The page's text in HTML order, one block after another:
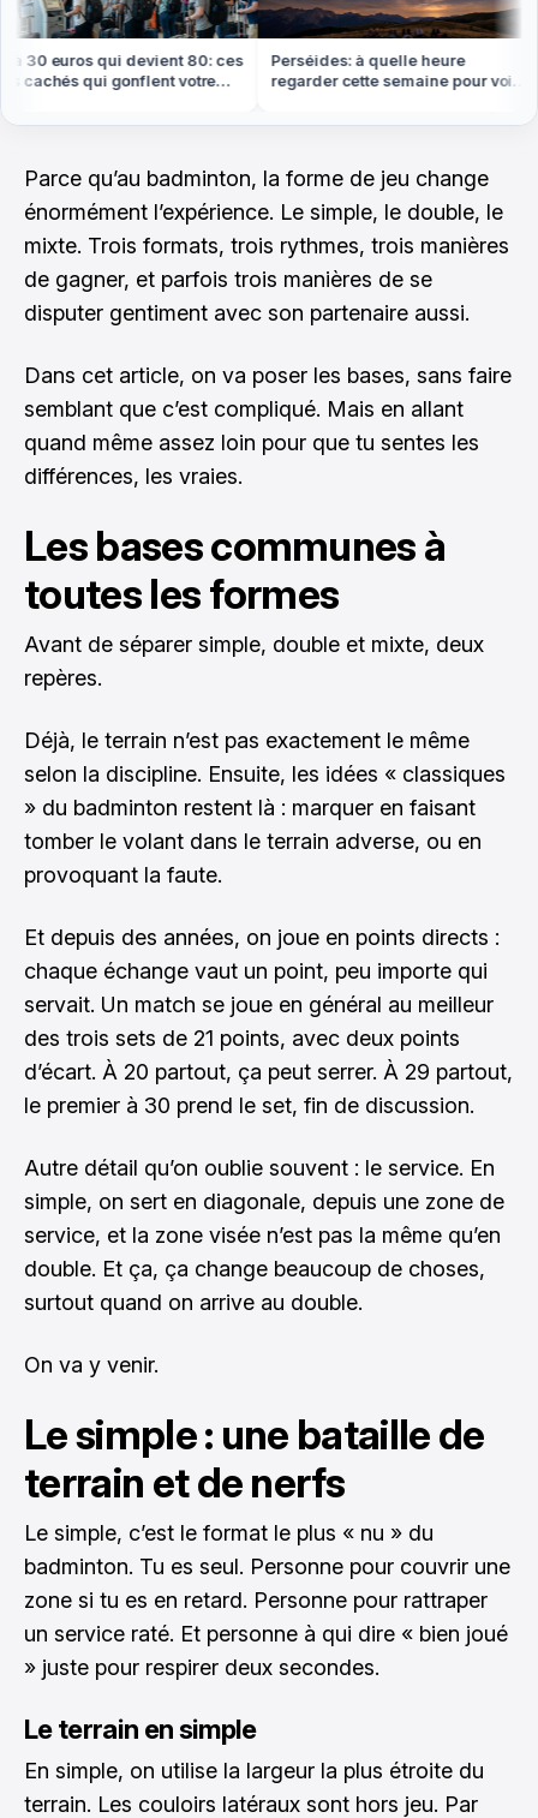
30 euros qui devient 80: ces
qui gonflent votre
Perséides: à quelle heure
regarder cette semaine pour voir
Parce qu’au badminton, la forme de jeu change
énormément l’expérience. Le simple, le double, le
mixte. Trois formats, trois rythmes, trois manières
de gagner, et parfois trois manières de se
disputer gentiment avec son partenaire aussi.
Dans cet article, on va poser les bases, sans faire
semblant que c’est compliqué. Mais en allant
quand même assez loin pour que tu sentes les
différences, les vraies.
Les bases communes à
toutes les formes
Avant de séparer simple, double et mixte, deux
repères.
Déjà, le terrain n’est pas exactement le même
selon la discipline. Ensuite, les idées « classiques
» du badminton restent là : marquer en faisant
tomber le volant dans le terrain adverse, ou en
provoquant la faute.
Et depuis des années, on joue en points directs :
chaque échange vaut un point, peu importe qui
servait. Un match se joue en général au meilleur
des trois sets de 21 points, avec deux points
d’écart. À 20 partout, ça peut serrer. À 29 partout,
le premier à 30 prend le set, fin de discussion.
Autre détail qu’on oublie souvent : le service. En
simple, on sert en diagonale, depuis une zone de
service, et la zone visée n’est pas la même qu’en
double. Et ça, ça change beaucoup de choses,
surtout quand on arrive au double.
On va y venir.
Le simple : une bataille de
terrain et de nerfs
Le simple, c’est le format le plus « nu » du
badminton. Tu es seul. Personne pour couvrir une
zone si tu es en retard. Personne pour rattraper
un service raté. Et personne à qui dire « bien joué
» juste pour respirer deux secondes.
Le terrain en simple
En simple, on utilise la largeur la plus étroite du
terrain. Les couloirs latéraux sont hors jeu. Par